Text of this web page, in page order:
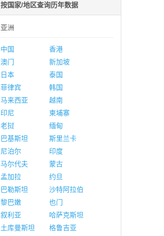
按国家/地区查询历年数据
亚洲
中国
香港
澳门
新加坡
日本
泰国
菲律宾
韩国
马来西亚
越南
印尼
柬埔寨
老挝
缅甸
巴基斯坦
斯里兰卡
尼泊尔
印度
马尔代夫
蒙古
孟加拉
约旦
巴勒斯坦
沙特阿拉伯
黎巴嫩
也门
叙利亚
哈萨克斯坦
土库曼斯坦
格鲁吉亚